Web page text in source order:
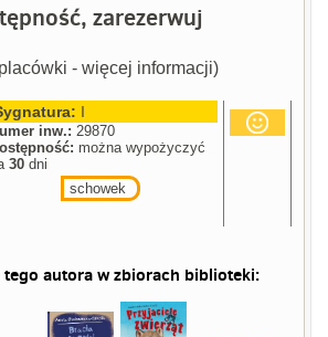
zarezerwuj
- więcej informacji)
I
inw.: 29870
można wypożyczyć
30 dni
schowek
autora w zbiorach biblioteki: